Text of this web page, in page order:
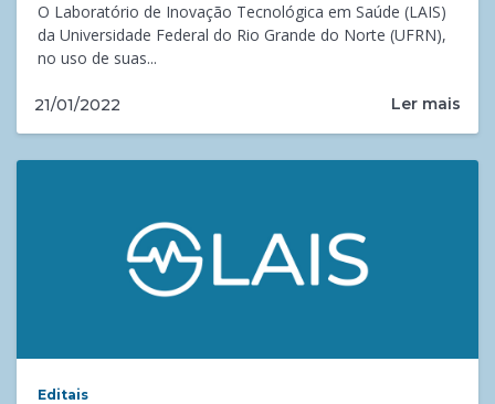
O Laboratório de Inovação Tecnológica em Saúde (LAIS)
da Universidade Federal do Rio Grande do Norte (UFRN),
no uso de suas...
21/01/2022 Ler mais
Editais